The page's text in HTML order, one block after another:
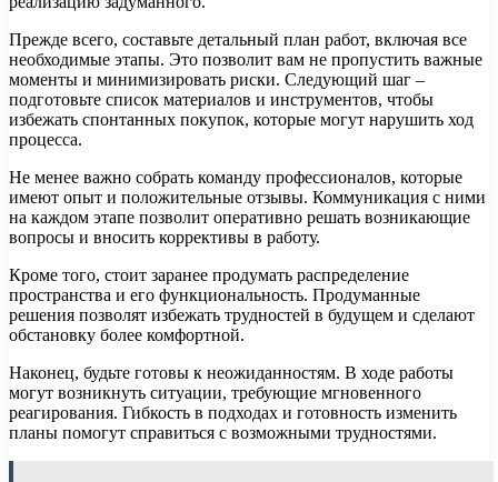
Прежде всего, составьте детальный план работ, включая все
необходимые этапы. Это позволит вам не пропустить важные
моменты и минимизировать риски. Следующий шаг –
подготовьте список материалов и инструментов, чтобы
избежать спонтанных покупок, которые могут нарушить ход
процесса.
Не менее важно собрать команду профессионалов, которые
имеют опыт и положительные отзывы. Коммуникация с ними
на каждом этапе позволит оперативно решать возникающие
вопросы и вносить коррективы в работу.
Кроме того, стоит заранее продумать распределение
пространства и его функциональность. Продуманные
решения позволят избежать трудностей в будущем и сделают
обстановку более комфортной.
Наконец, будьте готовы к неожиданностям. В ходе работы
могут возникнуть ситуации, требующие мгновенного
реагирования. Гибкость в подходах и готовность изменить
планы помогут справиться с возможными трудностями.